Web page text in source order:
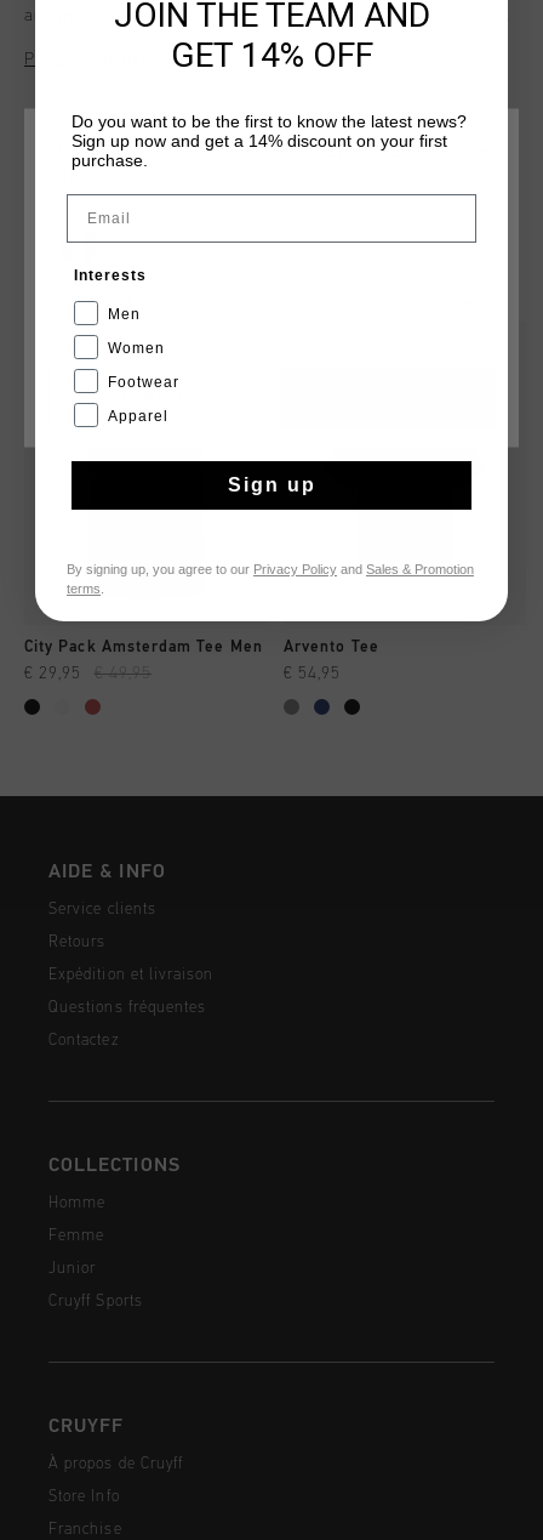
and modern style. Made of 100% cotton, this T-shirt features
a hexagonal crescent neck for added comfort and durability.
The sleek finish makes it suitable for everyday wear and
screen print on the left chest and with chain-stitch
embroidery on the back.
Plus d’information
TU POURRAIS AIMER
City Pack Amsterdam Tee Men
€ 29,95 € 49,95
Arvento Tee
€ 54,95
AIDE & INFO
Service clients
Retours
Expédition et livraison
Questions fréquentes
Contactez
COLLECTIONS
Homme
Femme
Junior
Cruyff Sports
CRUYFF
À propos de Cruyff
Store Info
Franchise
CHOISISSEZ VOTRE EMPLACEMENT ET VOTRE
France
JOIN THE TEAM AND
GET 14% OFF
Do you want to be the first to know the latest news?
Sign up now and get a 14% discount on your first
purchase.
Email
Interests
Men
Women
Footwear
Apparel
Sign up
By signing up, you agree to our Privacy Policy and Sales & Promotion
terms